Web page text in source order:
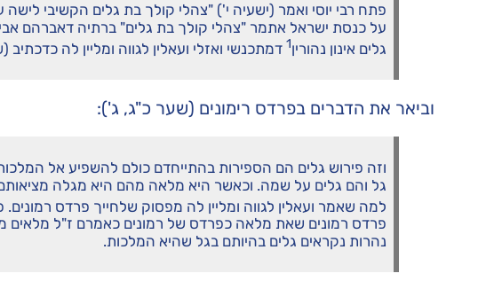
פתח רבי יוסי ואמר (ישעיה י') "צהלי קולך בת גלים הקשיבי
על כנסת ישראל אתמר "צהלי קולך בת גלים" ברתיה דאברהם
גלים אינון נהורין1דמתכנשי ואזלי ועאלין לגווה ומליין לה
וביאר את הדברים בפרדס רימונים (שער כ"ג, ג'):
וזה פירוש גלים הם הספירות בהתייחדם כולם להשפיע אל
גל והם גלים על שמה. וכאשר היא מלאה מהם היא מגלה מציאותם
למה שאמר ועאלין לגווה ומליין לה מפסוק שלחייך פרדס רמונים.
פרדס רמונים שאת מלאה כפרדס של רמונים כאמרם ז"ל מלאים
נהרות נקראים גלים בהיותם בגל שהיא המלכות.